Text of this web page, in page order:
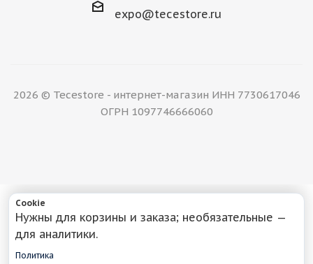
expo@tecestore.ru
2026 © Tecestore - интернет-магазин ИНН 7730617046
ОГРН 1097746666060
Cookie
Нужны для корзины и заказа; необязательные —
для аналитики.
Политика